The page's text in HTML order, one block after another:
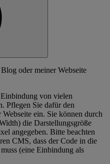
oder meiner Webseite
von vielen
Pflegen Sie dafür den
ein. Sie können durch
die Darstellungsgröße
angegeben. Bitte beachten
CMS, dass der Code in die
(eine Einbindung als